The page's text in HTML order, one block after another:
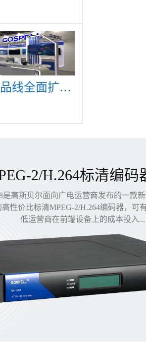
高斯贝尔产品线全面扩展，众多新产品亮相CommunicAsia 2019
2/H.264标清编码
是高斯贝尔面向广电运营商发布的一款
性价比标清MPEG-2/H.264编码器，可
低运营商在前端设备上的成本投入...